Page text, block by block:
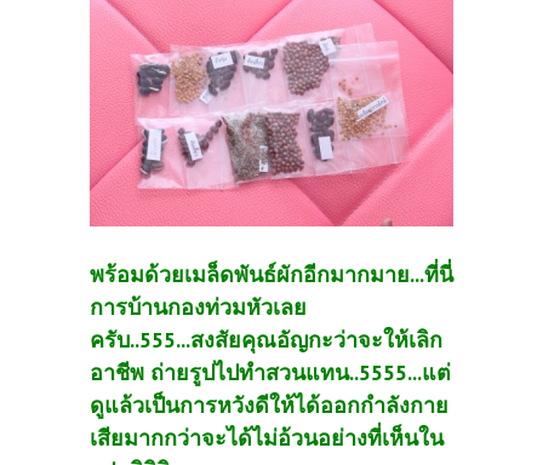
พร้อมด้วยเมล็ดพันธ์ผักอีกมากมาย...ที่นี่
การบ้านกองท่วมหัวเลย
ครับ..555...สงสัยคุณอัญกะว่าจะให้เลิก
อาชีพ ถ่ายรูปไปทำสวนแทน..5555...แต่
ดูแล้วเป็นการหวังดีให้ได้ออกกำลังกาย
เสียมากกว่าจะได้ไม่อ้วนอย่างที่เห็นใน